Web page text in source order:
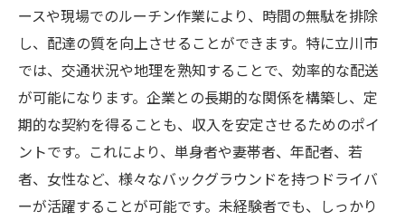
ースや現場でのルーチン作業により、時間の無駄を排除
し、配達の質を向上させることができます。特に立川市
では、交通状況や地理を熟知することで、効率的な配送
が可能になります。企業との長期的な関係を構築し、定
期的な契約を得ることも、収入を安定させるためのポイ
ントです。これにより、単身者や妻帯者、年配者、若
者、女性など、様々なバックグラウンドを持つドライバ
ーが活躍することが可能です。未経験者でも、しっかり